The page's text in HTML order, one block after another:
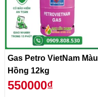
Gas Petro VietNam Màu
Hồng 12kg
550000₫